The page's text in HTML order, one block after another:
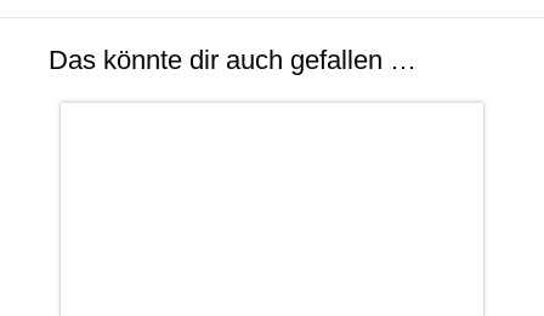
Das könnte dir auch gefallen …